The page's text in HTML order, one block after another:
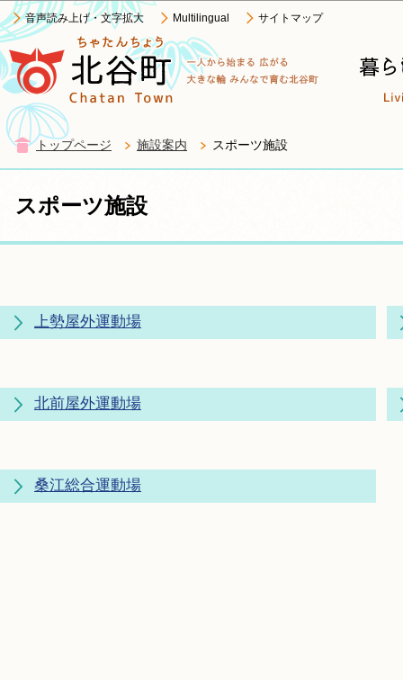
音声読み上げ・文字拡大 Multilingual サイトマップ
トップページ 施設案内 スポーツ施設
スポーツ施設
上勢屋外運動場
北前屋外運動場
桑江総合運動場